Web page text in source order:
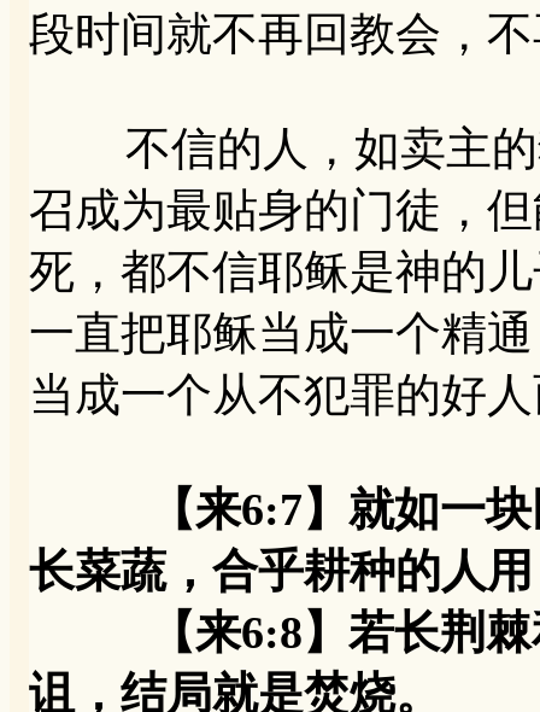
段时间就不再回教会，
不信的人，如卖主的
召成为最贴身的门徒，
死，都不信耶稣是神的
一直把耶稣当成一个精
当成一个从不犯罪的好
【来6:7】就如一
长菜蔬，合乎耕种的人
【来6:8】若长荆棘
诅，结局就是焚烧。